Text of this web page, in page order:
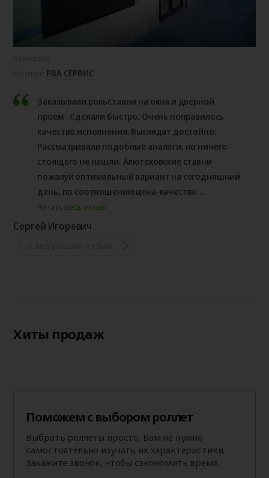
РВА СЕРВИС
Заказывали рольставни на окна и дверной
проем . Сделали быстро. Очень понравилось
качество исполнения. Выглядят достойно.
Рассматривали подобные аналоги, но ничего
стоящего не нашли. Алютеховские ставни
пожалуй оптимальный вариант на сегодняшний
день, по соотношению цена-качество...
Читать весь отзыв
Сергей Игоревич
Хиты продаж
Поможем с выбором роллет
Выбрать роллеты просто. Вам не нужно
самостоятельно изучать их характеристики.
Закажите звонок, чтобы сэкономить время.